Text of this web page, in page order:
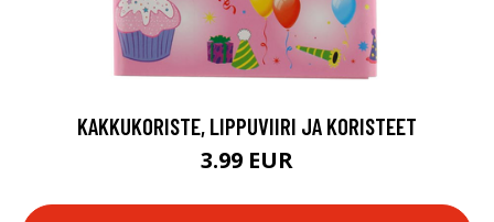
KAKKUKORISTE, LIPPUVIIRI JA KORISTEET
3.99 EUR